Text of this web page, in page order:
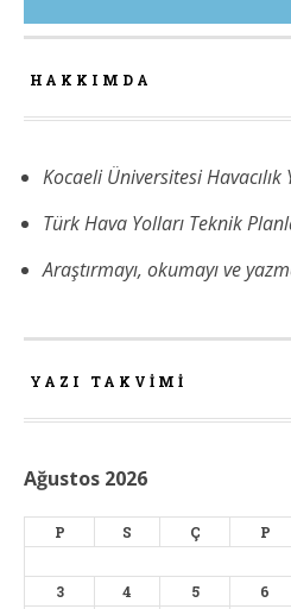
HAKKIMDA
Kocaeli Üniversitesi
Türk Hava Yolları Teknik
Araştırmayı, okumayı ve
YAZI TAKVIMI
Ağustos 2026
P S Ç P
3
4 5 6